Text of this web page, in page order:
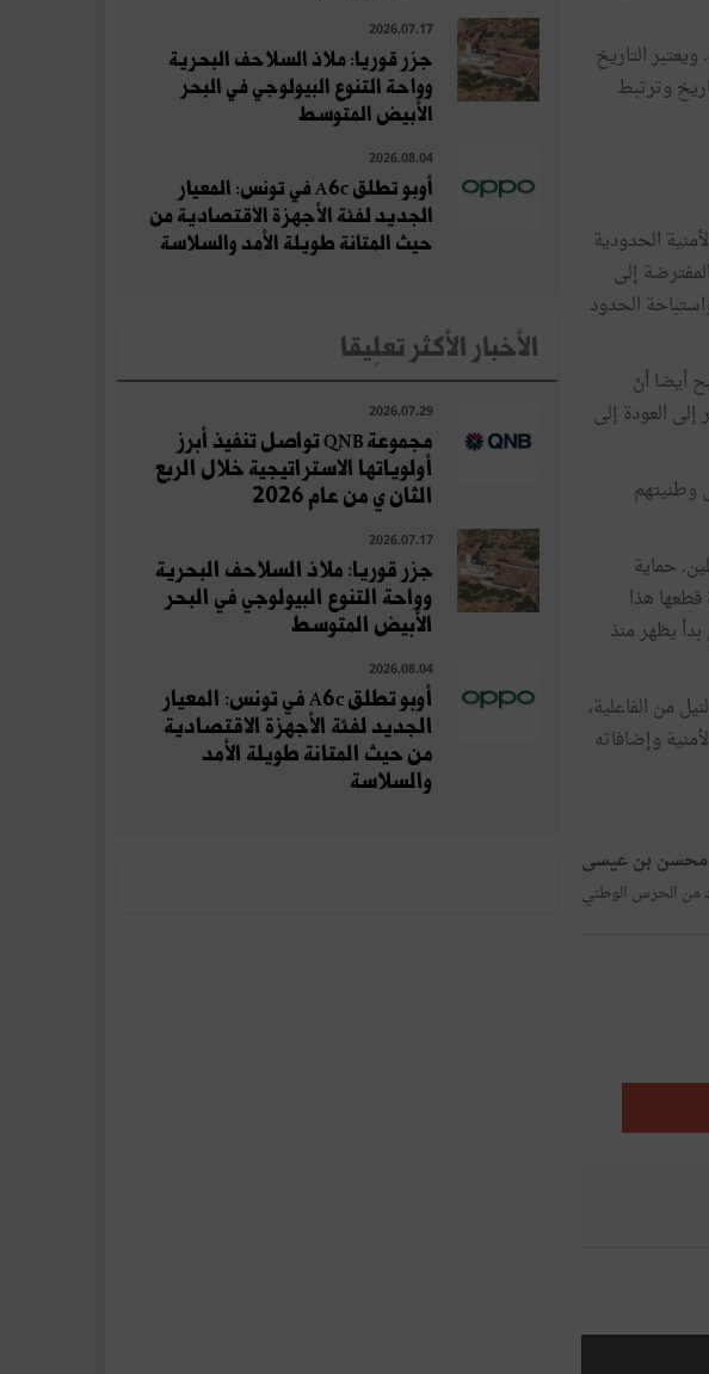
التاريخ
وترتبط
الحدودية
إلى
الحدود
أيضا أنّ
العودة إلى
وطنيتهم
حماية
هذا
يظهر منذ
من الفاعلية،
وإضافاته
محسن بن عيسى
من الحرس الوطني
2026.07.17
جزر قوريا: ملاذ السلاحف البحرية
وواحة التنوع البيولوجي في البحر
الأبيض المتوسط
2026.08.04
أوبو تطلق A6c في تونس: المعيار
الجديد لفئة الأجهزة الاقتصادية من
حيث المتانة طويلة الأمد والسلاسة
الأخبار الأكثر تعلِيقا
2026.07.29
مجموعة QNB تواصل تنفيذ أبرز
أولوياتها الاستراتيجية خلال الربع
الثان ي من عام 2026
2026.07.17
جزر قوريا: ملاذ السلاحف البحرية
وواحة التنوع البيولوجي في البحر
الأبيض المتوسط
2026.08.04
أوبو تطلق A6c في تونس: المعيار
الجديد لفئة الأجهزة الاقتصادية
من حيث المتانة طويلة الأمد
والسلاسة